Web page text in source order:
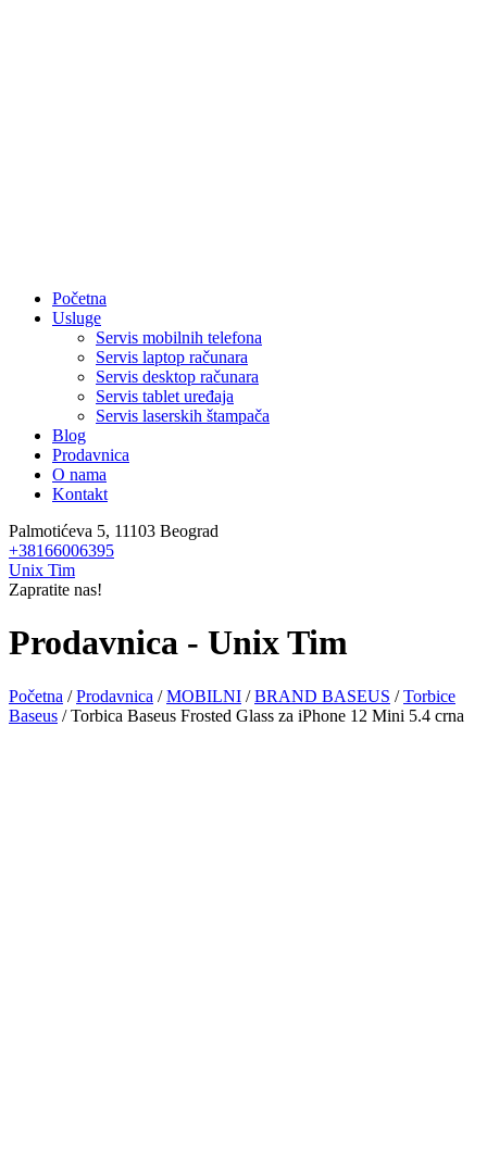
Početna
Usluge
Servis mobilnih telefona
Servis laptop računara
Servis desktop računara
Servis tablet uređaja
Servis laserskih štampača
Blog
Prodavnica
O nama
Kontakt
Palmotićeva 5, 11103 Beograd
+38166006395
Unix Tim
Zapratite nas!
Prodavnica - Unix Tim
Početna /Prodavnica /MOBILNI /BRAND BASEUS /Torbice
Baseus / Torbica Baseus Frosted Glass za iPhone 12 Mini 5.4 crna